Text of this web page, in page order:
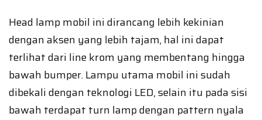
Head lamp mobil ini dirancang lebih kekinian
dengan aksen yang lebih tajam, hal ini dapat
terlihat dari line krom yang membentang hingga
bawah bumper. Lampu utama mobil ini sudah
dibekali dengan teknologi LED, selain itu pada sisi
bawah terdapat turn lamp dengan pattern nyala